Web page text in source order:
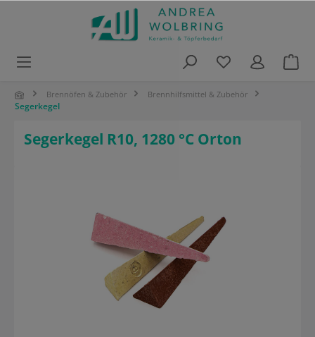
Brennöfen & Zubehör Brennhilfsmittel & Zubehör
Segerkegel
Segerkegel R10, 1280 °C Orton